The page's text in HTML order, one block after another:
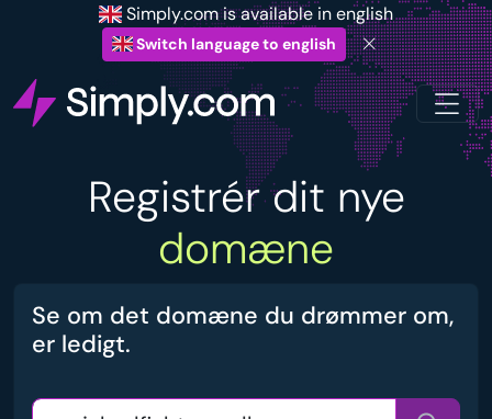
Simply.com is available in english
Switch language to english
Registrér dit nye
domæne
Se om det domæne du drømmer om,
er ledigt.